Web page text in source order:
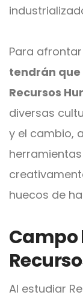
Para
tendrán
Recursos
diversas
y el cambio,
huecos de
Campo
Al estudiar